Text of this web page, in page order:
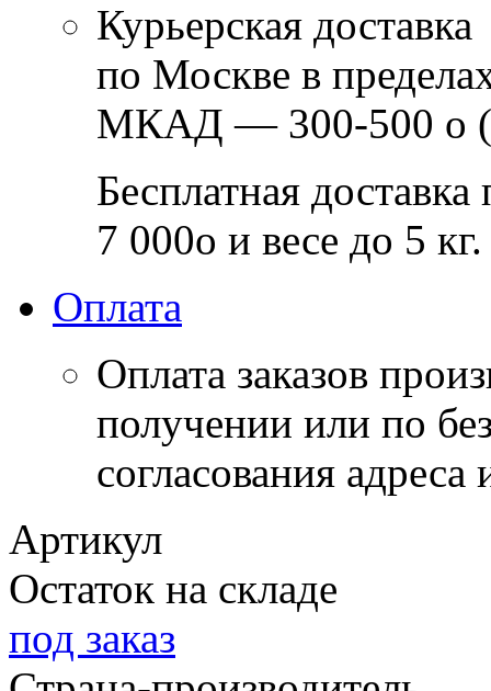
Курьерская доставка
по Москве в
МКАД — 300-500 o
Бесплатная
7 000o и весе до 5 кг.
Оплата
Оплата заказов
получении или по
согласования
Артикул
Остаток на складе
под заказ